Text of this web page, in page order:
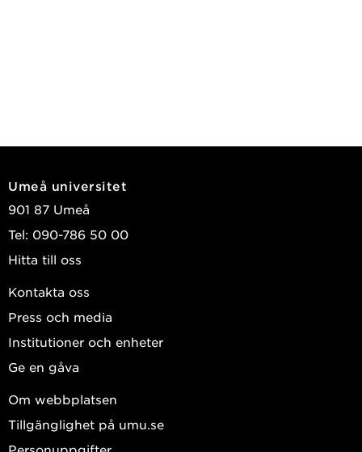
Umeå universitet
901 87 Umeå
Tel: 090-786 50 00
Hitta till oss
Kontakta oss
Press och media
Institutioner och enheter
Ge en gåva
Om webbplatsen
Tillgänglighet på umu.se